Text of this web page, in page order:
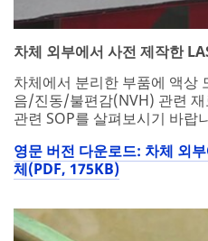
차체 외부에서 사전 제작한
차체에서 분리한 부품에 액상
음/진동/불편감(NVH) 관련
관련 SOP를 살펴보시기 바랍
영문 버전 다운로드: 차체 외
체(PDF, 175KB)